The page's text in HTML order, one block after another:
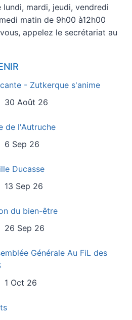
mardi, jeudi, vendredi
matin de 9h00 à12h00
appelez le secrétariat au
- Zutkerque s'anime
30 Août 26
de l'Autruche
6 Sep 26
Ducasse
13 Sep 26
du bien-être
26 Sep 26
Générale Au FiL des
1 Oct 26